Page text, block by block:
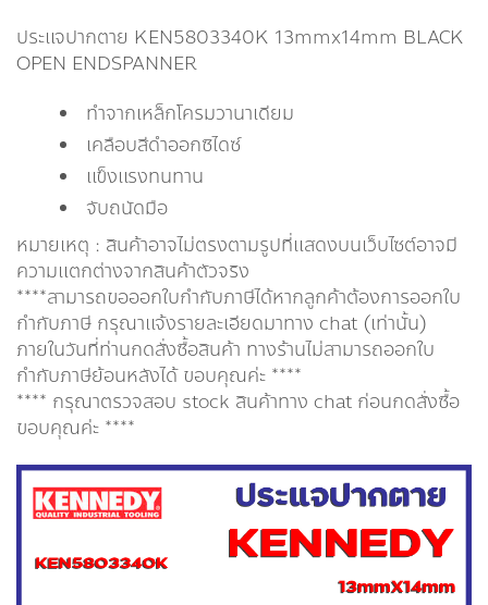
ประแจปากตาย KEN5803340K 13mmx14mm BLACK
OPEN ENDSPANNER
ทำจากเหล็กโครมวานาเดียม
เคลือบสีดำออกซิไดซ์
เเข็งเเรงทนทาน
จับถนัดมือ
หมายเหตุ : สินค้าอาจไม่ตรงตามรูปที่แสดงบนเว็บไซต์อาจมี
ความแตกต่างจากสินค้าตัวจริง
****สามารถขอออกใบกำกับภาษีได้หากลูกค้าต้องการออกใบ
กำกับภาษี กรุณาเเจ้งรายละเอียดมาทาง chat (เท่านั้น)
ภายในวันที่ท่านกดสั่งซื้อสินค้า ทางร้านไม่สามารถออกใบ
กำกับภาษีย้อนหลังได้ ขอบคุณค่ะ ****
**** กรุณาตรวจสอบ stock สินค้าทาง chat ก่อนกดสั่งซื้อ
ขอบคุณค่ะ ****